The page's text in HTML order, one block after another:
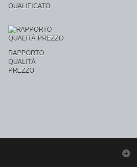
QUALIFICATO
RAPPORTO
QUALITÀ
PREZZO